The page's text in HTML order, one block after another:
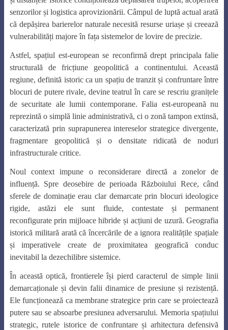
senzorilor și logistica aprovizionării. Câmpul de luptă actual arată
că depășirea barierelor naturale necesită resurse uriașe și creează
vulnerabilități majore în fața sistemelor de lovire de precizie.
Astfel, spațiul est-european se reconfirmă drept principala falie
structurală de fricțiune geopolitică a continentului. Această
regiune, definită istoric ca un spațiu de tranzit și confruntare între
blocuri de putere rivale, devine teatrul în care se rescriu granițele
de securitate ale lumii contemporane. Falia est-europeană nu
reprezintă o simplă linie administrativă, ci o zonă tampon extinsă,
caracterizată prin suprapunerea intereselor strategice divergente,
fragmentare geopolitică și o densitate ridicată de noduri
infrastructurale critice.
Noul context impune o reconsiderare directă a zonelor de
influență. Spre deosebire de perioada Războiului Rece, când
sferele de dominație erau clar demarcate prin blocuri ideologice
rigide, astăzi ele sunt fluide, contestate și permanent
reconfigurate prin mijloace hibride și acțiuni de uzură. Geografia
istorică militară arată că încercările de a ignora realitățile spațiale
și imperativele create de proximitatea geografică conduc
inevitabil la dezechilibre sistemice.
În această optică, frontierele își pierd caracterul de simple linii
demarcaționale și devin falii dinamice de presiune și rezistență.
Ele funcționează ca membrane strategice prin care se proiectează
putere sau se absoarbe presiunea adversarului. Memoria spațiului
strategic, rutele istorice de confruntare și arhitectura defensivă